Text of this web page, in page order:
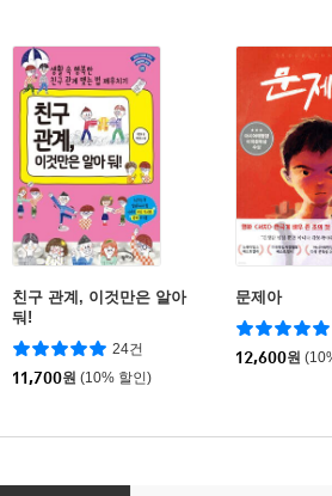
친구 관계, 이것만은 알아
둬!
24건
11,700원 (10% 할인)
문제아
12,600원